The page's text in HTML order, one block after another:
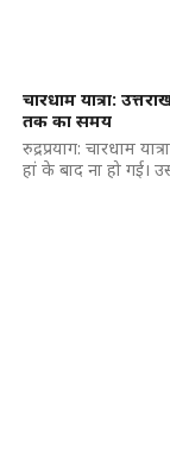
चारधाम यात्रा:
तक का समय
रुद्रप्रयाग: चारधाम
हां के बाद ना हो गई।